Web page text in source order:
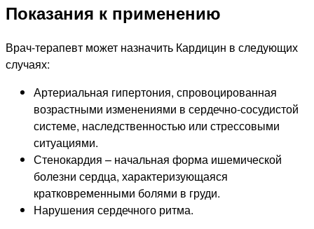
Показания к применению
Врач-терапевт может назначить Кардицин в следующих
случаях:
Артериальная гипертония, спровоцированная
возрастными изменениями в сердечно-сосудистой
системе, наследственностью или стрессовыми
ситуациями.
Стенокардия – начальная форма ишемической
болезни сердца, характеризующаяся
кратковременными болями в груди.
Нарушения сердечного ритма.